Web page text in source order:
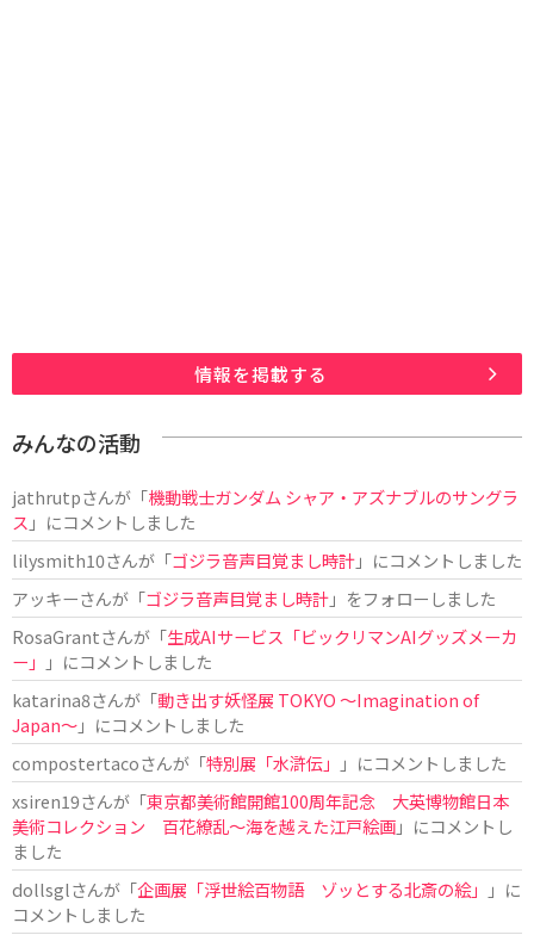
情報を掲載する
みんなの活動
jathrutpさんが「機動戦士ガンダム シャア・アズナブルのサングラ
ス 」にコメントしました
lilysmith10さんが「ゴジラ音声目覚まし時計」にコメントしました
アッキーさんが「ゴジラ音声目覚まし時計」をフォローしました
RosaGrantさんが「生成AIサービス「ビックリマンAIグッズメーカ
ー」
」にコメントしました
katarina8さんが「動き出す妖怪展 TOKYO 〜Imagination of
Japan〜」にコメントしました
compostertacoさんが「特別展「水滸伝」
」にコメントしました
xsiren19さんが「東京都美術館開館100周年記念 大英博物館日本
美術コレクション 百花繚乱～海を越えた江戸絵画」にコメントし
ました
dollsglさんが「企画展「浮世絵百物語 ゾッとする北斎の絵」
」に
コメントしました